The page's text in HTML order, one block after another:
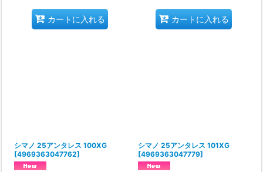
カートに入れる カートに入れる
シマノ 25アンタレス 100XG
[4969363047762]
シマノ 25アンタレス 101XG
[4969363047779]